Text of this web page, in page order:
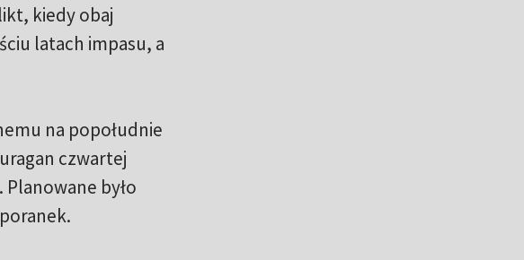
kiedy obaj
latach impasu, a
na popołudnie
czwartej
było